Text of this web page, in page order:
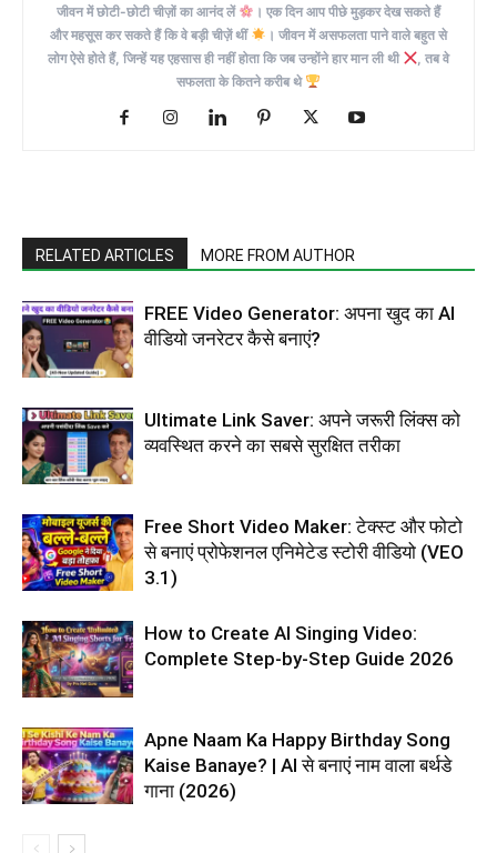
जीवन में छोटी-छोटी चीज़ों का आनंद लें
। एक दिन आप पीछे मुड़कर देख सकते हैं
और महसूस कर सकते हैं कि वे बड़ी चीज़ें थीं
। जीवन में असफलता पाने वाले बहुत से
लोग ऐसे होते हैं, जिन्हें यह एहसास ही नहीं होता कि जब उन्होंने हार मान ली थी
, तब वे
सफलता के कितने करीब थे
RELATED ARTICLES MORE FROM AUTHOR
FREE Video Generator: अपना खुद का AI
वीडियो जनरेटर कैसे बनाएं?
Ultimate Link Saver: अपने जरूरी लिंक्स को
व्यवस्थित करने का सबसे सुरक्षित तरीका
Free Short Video Maker: टेक्स्ट और फोटो
से बनाएं प्रोफेशनल एनिमेटेड स्टोरी वीडियो (VEO
3.1)
How to Create AI Singing Video:
Complete Step-by-Step Guide 2026
Apne Naam Ka Happy Birthday Song
Kaise Banaye? | AI से बनाएं नाम वाला बर्थडे
गाना (2026)